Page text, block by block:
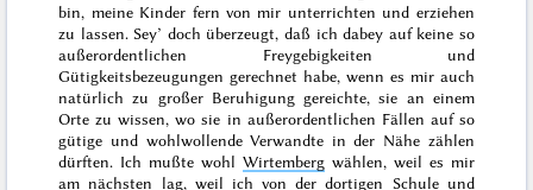
bin, meine Kinder fern von mir unterrichten und erziehen
zu lassen. Sey’ doch überzeugt, daß ich dabey auf keine so
außerordentlichen Freygebigkeiten und
Gütigkeitsbezeugungen gerechnet habe, wenn es mir auch
natürlich zu großer Beruhigung gereichte,sie an einem
Orte zu wissen, wo sie in außerordentlichen Fällen auf so
gütige und wohlwollende Verwandte in der Nähe zählen
dürften. Ich mußte wohl Wirtemberg wählen, weil es mir
am nächsten lag, weil ich von der dortigen Schule und